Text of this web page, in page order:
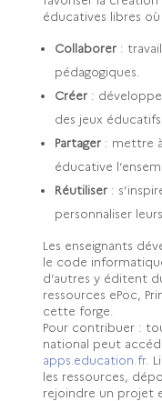
éducatives libres
Collaborer :
pédagogiques.
Créer :
des jeux
Partager : mettre
éducative
Réutiliser :
personnaliser
Les enseignants
le code
d’autres y éditent
ressources ePoc,
cette forge.
Pour contribuer :
national peut
apps.education.fr.
les ressources,
rejoindre un projet